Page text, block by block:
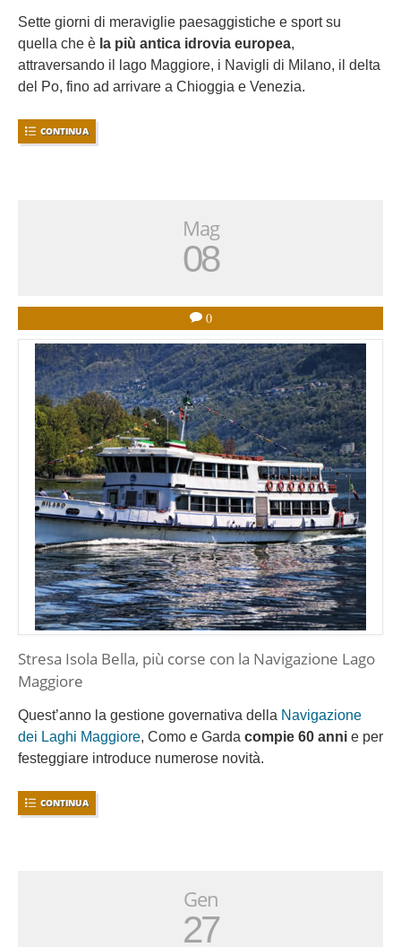
Sette giorni di meraviglie paesaggistiche e sport su
quella che è la più antica idrovia europea,
attraversando il lago Maggiore, i Navigli di Milano, il delta
del Po, fino ad arrivare a Chioggia e Venezia.
CONTINUA
Mag
08
0
Stresa Isola Bella, più corse con la Navigazione Lago
Maggiore
Quest’anno la gestione governativa della Navigazione
dei Laghi Maggiore, Como e Garda compie 60 anni e per
festeggiare introduce numerose novità.
CONTINUA
Gen
27